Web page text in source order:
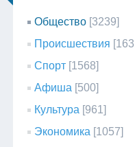
Общество [3239]
Происшествия
Спорт [1568]
Афиша [500]
Культура [961]
Экономика [1057]